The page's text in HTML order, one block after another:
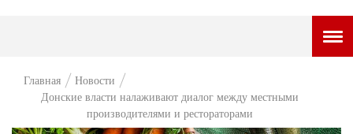
НОВОСТИ
Главная
Новости
Донские власти налаживают диалог между местными
производителями и рестораторами